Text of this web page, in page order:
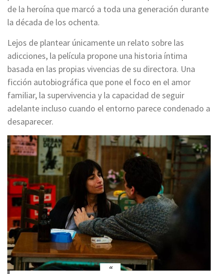
de la heroína que marcó a toda una generación durante
la década de los ochenta.
Lejos de plantear únicamente un relato sobre las
adicciones, la película propone una historia íntima
basada en las propias vivencias de su directora. Una
ficción autobiográfica que pone el foco en el amor
familiar, la supervivencia y la capacidad de seguir
adelante incluso cuando el entorno parece condenado a
desaparecer.